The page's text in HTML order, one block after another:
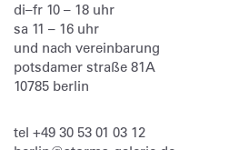
di–fr 10 – 18 uhr
sa 11 – 16 uhr
und nach vereinbarung
potsdamer straße 81A
10785 berlin
tel +49 30 53 01 03 12